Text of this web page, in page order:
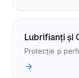
Lubrifianți și
Protecție și